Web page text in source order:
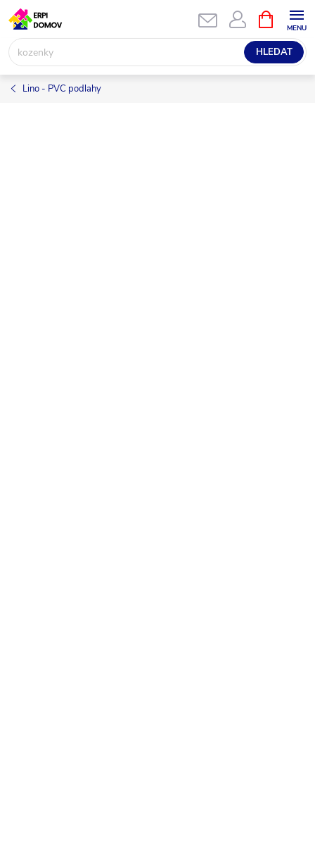
Přejít
na
obsah
HLEDAT
NÁKUPNÍ
KOŠÍK
Lino - PVC podlahy